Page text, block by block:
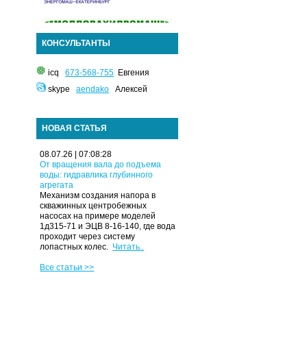
КОНСУЛЬТАНТЫ
icq673-568-755 Евгения
skypeaendako Алексей
НОВАЯ СТАТЬЯ
08.07.26 | 07:08:28
От вращения вала до подъема
воды: гидравлика глубинного
агрегата
Механизм создания напора в
скважинных центробежных
насосах на примере моделей
1д315-71 и ЭЦВ 8-16-140, где вода
проходит через систему
лопастных колес. Читать..
Все статьи >>